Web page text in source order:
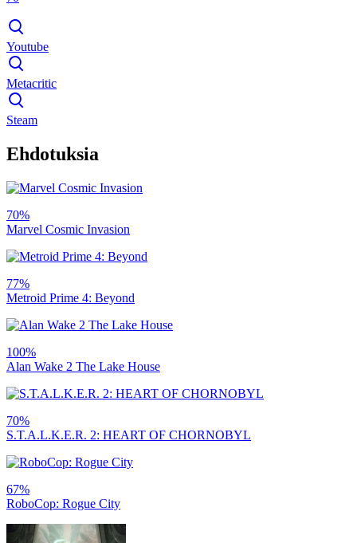
Youtube
Metacritic
Steam
Ehdotuksia
70%
Marvel Cosmic Invasion
77%
Metroid Prime 4: Beyond
100%
Alan Wake 2 The Lake House
70%
S.T.A.L.K.E.R. 2: HEART OF CHORNOBYL
67%
RoboCop: Rogue City